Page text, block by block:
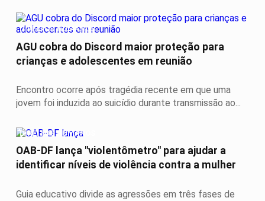
DIREITOS HUMANOS
AGU cobra do Discord maior proteção para
crianças e adolescentes em reunião
Encontro ocorre após tragédia recente em que uma
jovem foi induzida ao suicídio durante transmissão ao...
DIREITOS HUMANOS
OAB-DF lança "violentômetro" para ajudar a
identificar níveis de violência contra a mulher
Guia educativo divide as agressões em três fases de